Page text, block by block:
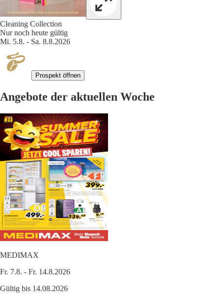
Cleaning Collection
Nur noch heute gültig
Mi. 5.8. - Sa. 8.8.2026
Prospekt öffnen
Angebote der aktuellen Woche
MEDIMAX
Fr. 7.8. - Fr. 14.8.2026
Gültig bis 14.08.2026